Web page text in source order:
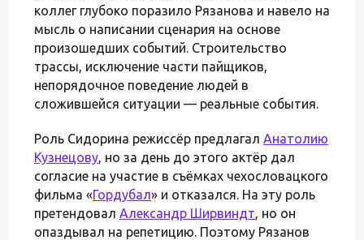
коллег глубоко поразило Рязанова и навело на
мысль о написании сценария на основе
произошедших событий. Строительство
трассы, исключение части пайщиков,
непорядочное поведение людей в
сложившейся ситуации — реальные события.
Роль Сидорина режиссёр предлагал Анатолию
Кузнецову, но за день до этого актёр дал
согласие на участие в съёмках чехословацкого
фильма «Гордубал» и отказался. На эту роль
претендовал Александр Ширвиндт, но он
опаздывал на репетицию. Поэтому Рязанов